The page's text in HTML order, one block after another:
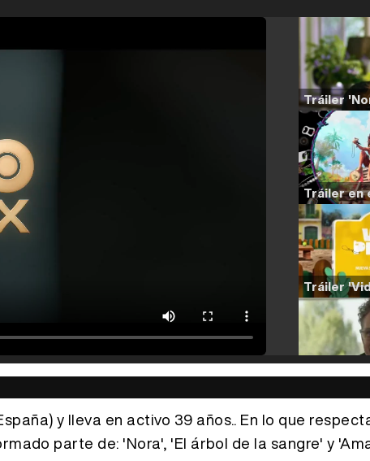
y lleva en activo 39 años.. En lo que
parte de: 'Nora', 'El árbol de la sangre' y